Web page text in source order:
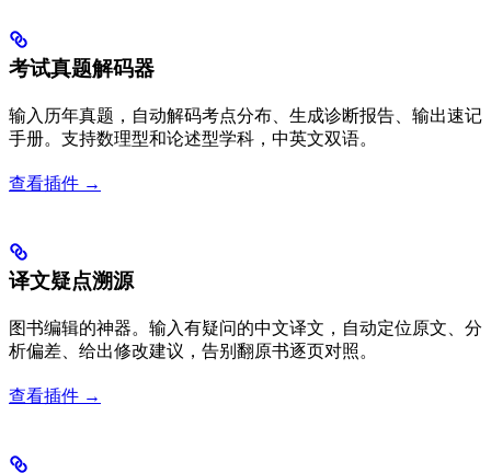
考试真题解码器
输入历年真题，自动解码考点分布、生成诊断报告、输出速记
手册。支持数理型和论述型学科，中英文双语。
查看插件 →
译文疑点溯源
图书编辑的神器。输入有疑问的中文译文，自动定位原文、分
析偏差、给出修改建议，告别翻原书逐页对照。
查看插件 →